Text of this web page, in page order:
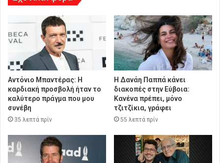
Αντόνιο Μπαντέρας: Η
καρδιακή προσβολή ήταν το
καλύτερο πράγμα που μου
συνέβη
35 λεπτά πρίν
Η Δανάη Παππά κάνει
διακοπές στην Εύβοια:
Κανένα πρέπει, μόνο
τζιτζίκια, γράφει
55 λεπτά πρίν